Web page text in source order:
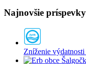
Najnovšie príspevky
Zníženie